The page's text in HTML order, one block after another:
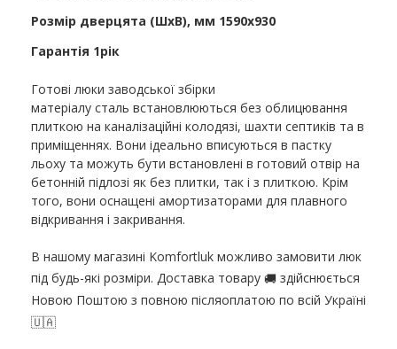
Розмір дверцята (ШхВ), мм 1590х930
Гарантія 1рік
Готові люки заводської збірки
матеріалу сталь встановлюються без облицювання
плиткою на каналізаційні колодязі, шахти септиків та в
приміщеннях. Вони ідеально вписуються в пастку
льоху та можуть бути встановлені в готовий отвір на
бетонній підлозі як без плитки, так і з плиткою. Крім
того, вони оснащені амортизаторами для плавного
відкривання і закривання.
В нашому магазині Komfortluk можливо замовити люк
під будь-які розміри. Доставка товару 🚚 здійснюється
Новою Поштою з повною післяоплатою по всій Україні
🇺🇦